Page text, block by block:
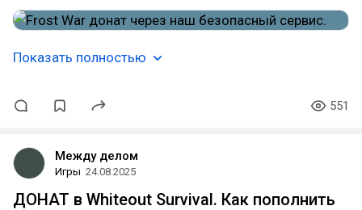
Показать полностью
551
Между делом
Игры 24.08.2025
ДОНАТ в Whiteout Survival. Как пополнить